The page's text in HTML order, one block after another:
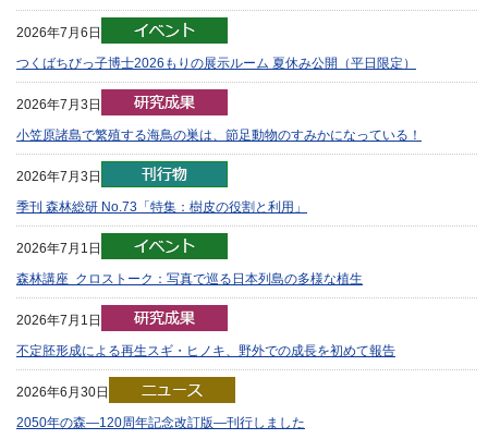
2026年7月6日
つくばちびっ子博士2026もりの展示ルーム 夏休み公開（平日限定）
2026年7月3日
小笠原諸島で繁殖する海鳥の巣は、節足動物のすみかになっている！
2026年7月3日
季刊 森林総研 No.73「特集：樹皮の役割と利用」
2026年7月1日
森林講座 クロストーク：写真で巡る日本列島の多様な植生
2026年7月1日
不定胚形成による再生スギ・ヒノキ、野外での成長を初めて報告
2026年6月30日
2050年の森—120周年記念改訂版—刊行しました